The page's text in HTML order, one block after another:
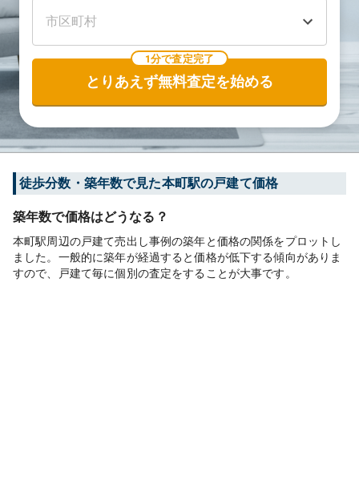
1分で査定完了
とりあえず無料査定を始める
徒歩分数・築年数で見た本町駅の戸建て価格
築年数で価格はどうなる？
本町駅周辺の戸建て売出し事例の築年と価格の関係をプロットし
ました。一般的に築年が経過すると価格が低下する傾向がありま
すので、戸建て毎に個別の査定をすることが大事です。